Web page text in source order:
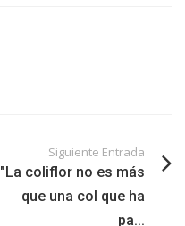
Siguiente Entrada
"La coliflor no es más
que una col que ha
pa...